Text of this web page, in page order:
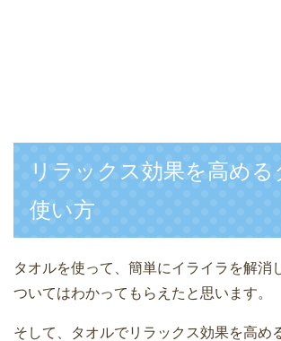
リラックス効果を高める
使い方
タオルを使って、簡単にイライラを解消
ついてはわかってもらえたと思います。
そして、タオルでリラックス効果を高め